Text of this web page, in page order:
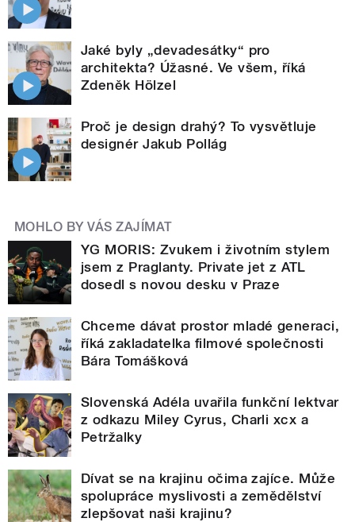
Jaké byly „devadesátky“ pro
architekta? Úžasné. Ve všem, říká
Zdeněk Hölzel
Proč je design drahý? To vysvětluje
designér Jakub Pollág
MOHLO BY VÁS ZAJÍMAT
YG MORIS: Zvukem i životním stylem
jsem z Praglanty. Private jet z ATL
dosedl s novou desku v Praze
Chceme dávat prostor mladé generaci,
říká zakladatelka filmové společnosti
Bára Tomášková
Slovenská Adéla uvařila funkční lektvar
z odkazu Miley Cyrus, Charli xcx a
Petržalky
Dívat se na krajinu očima zajíce. Může
spolupráce myslivosti a zemědělství
zlepšovat naši krajinu?